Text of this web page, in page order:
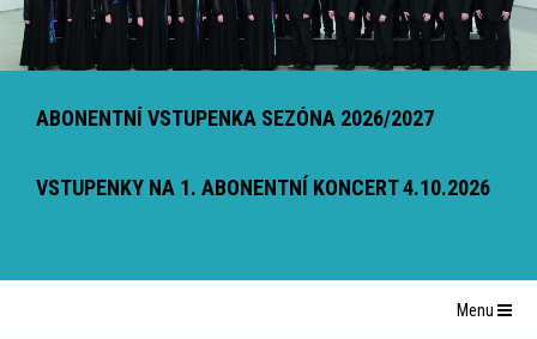
ABONENTNÍ VSTUPENKA SEZÓNA 2026/2027
VSTUPENKY NA 1. ABONENTNÍ KONCERT 4.10.2026
Menu